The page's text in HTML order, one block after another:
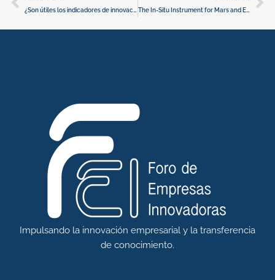
¿Son útiles los indicadores de innovación para hacer política? The In-Situ Instrument for Mars and Earth Dating Applications (IN-TIME) project
Impulsando la innovación empresarial y la transferencia
de conocimiento.